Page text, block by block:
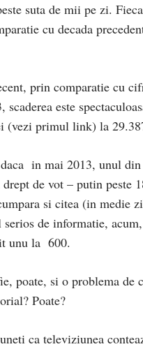
suta de mii pe zi.
cu decada
prin comparatie cu
scaderea este
(vezi primul link) la
in mai 2013, unul
de vot – putin peste
si citea (in medie
de informatie,
unu la 600.
poate, si o problema de
Poate?
ca televiziunea